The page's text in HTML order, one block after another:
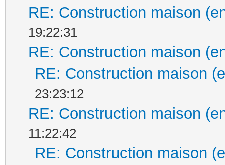
RE: Construction maison
19:22:31
RE: Construction maison
RE: Construction maison
23:23:12
RE: Construction maison
11:22:42
RE: Construction maison